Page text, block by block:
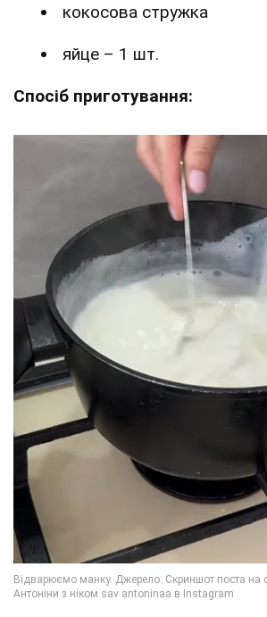
кокосова стружка
яйце – 1 шт.
Спосіб приготування: